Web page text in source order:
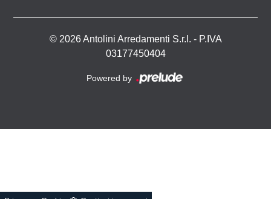
© 2026 Antolini Arredamenti S.r.l. - P.IVA
03177450404
Powered by